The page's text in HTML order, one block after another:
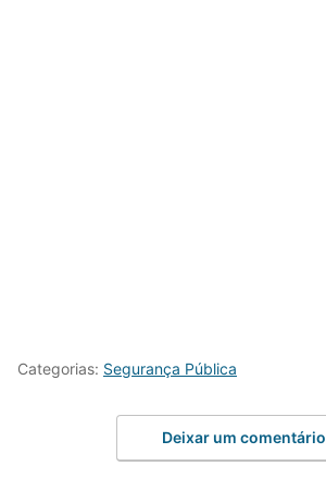
Categorias: Segurança Pública
Deixar um comentário